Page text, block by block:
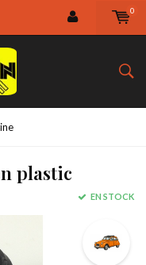
0
plastic
EN STOCK